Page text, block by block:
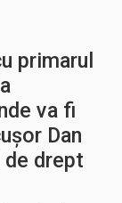
primarul
va fi
Dan
drept